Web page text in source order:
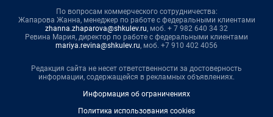
По вопросам коммерческого сотрудничества:
Жапарова Жанна, менеджер по работе с федеральными клиентами
zhanna.zhaparova@shkulev.ru, моб. + 7 982 640 34 32
Ревина Мария, директор по работе с федеральными клиентами
mariya.revina@shkulev.ru, моб. +7 910 402 4056
Редакция сайта не несет ответственности за достоверность
информации, содержащейся в рекламных объявлениях.
Информация об ограничениях
Политика использования cookies